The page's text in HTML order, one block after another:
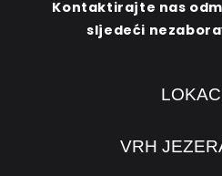
Kontaktirajte nas
sljedeći
VRH